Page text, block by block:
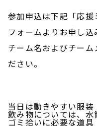
参加申込は下記「応
フォームよりお申し込
チーム名およびチー
ださい。
当日は動きやすい服
飲み物については、
ゴミ拾いに必要な道